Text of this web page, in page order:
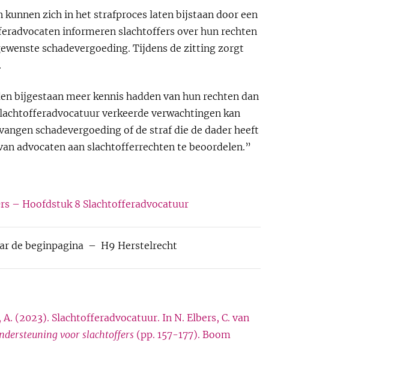
zich in het strafproces laten bijstaan door een
informeren slachtoffers over hun rechten
schadevergoeding. Tijdens de zitting zorgt
bijgestaan meer kennis hadden van hun rechten dan
verkeerde verwachtingen kan
schadevergoeding of de straf die de dader heeft
advocaten aan slachtofferrechten te beoordelen.”
– Hoofdstuk 8 Slachtofferadvocatuur
de beginpagina – H9 Herstelrecht
(2023). Slachtofferadvocatuur. In N. Elbers, C. van
voor slachtoffers (pp. 157-177). Boom